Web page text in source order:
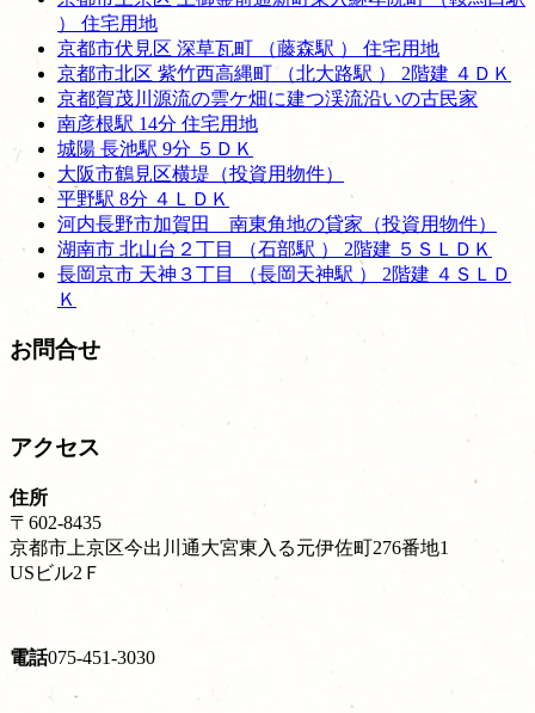
） 住宅用地
京都市伏見区 深草瓦町 （藤森駅 ） 住宅用地
京都市北区 紫竹西高縄町 （北大路駅 ） 2階建 ４ＤＫ
京都賀茂川源流の雲ケ畑に建つ渓流沿いの古民家
南彦根駅 14分 住宅用地
城陽 長池駅 9分 ５ＤＫ
大阪市鶴見区横堤（投資用物件）
平野駅 8分 ４ＬＤＫ
河内長野市加賀田 南東角地の貸家（投資用物件）
湖南市 北山台２丁目 （石部駅 ） 2階建 ５ＳＬＤＫ
長岡京市 天神３丁目 （長岡天神駅 ） 2階建 ４ＳＬＤ
Ｋ
お問合せ
アクセス
住所
〒602-8435
京都市上京区今出川通大宮東入る元伊佐町276番地1
USビル2Ｆ
電話075-451-3030